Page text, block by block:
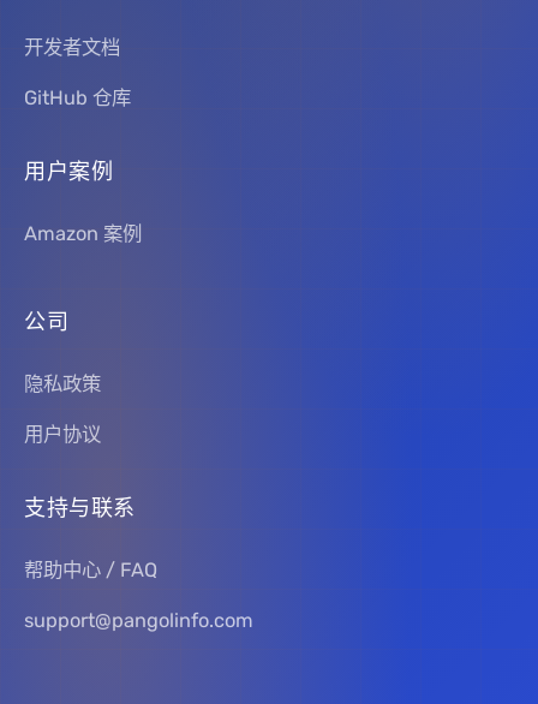
开发者文档
GitHub 仓库
用户案例
Amazon 案例
公司
隐私政策
用户协议
支持与联系
帮助中心 / FAQ
support@pangolinfo.com